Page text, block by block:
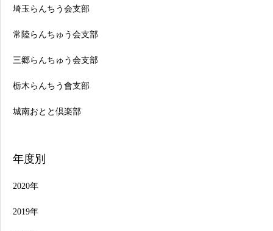
埼玉らんちう会支部
常陸らんちゅう会支部
三郷らんちゅう会支部
栃木らんちう會支部
城南おとと倶楽部
年度別
2020年
2019年